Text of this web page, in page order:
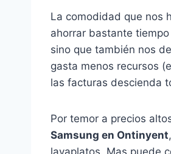
La comodidad que nos
ahorrar bastante
sino que también nos
gasta menos recursos
las facturas descienda
Por temor a precios
Samsung en Ontinyent